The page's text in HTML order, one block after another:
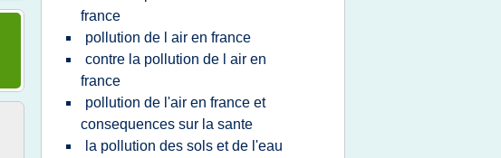
france
pollution de l air en france
contre la pollution de l air en
france
pollution de l'air en france et
consequences sur la sante
la pollution des sols et de l'eau